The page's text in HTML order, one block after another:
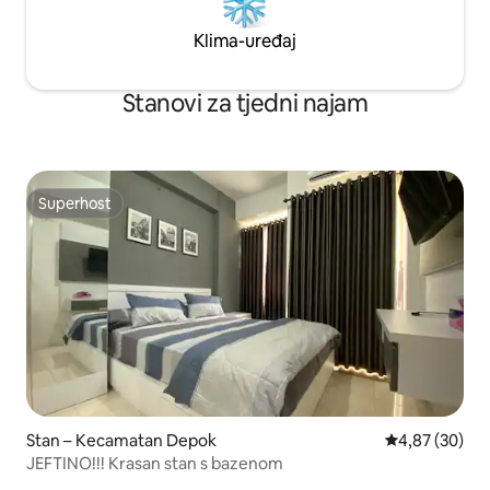
Klima-uređaj
Stanovi za tjedni najam
Superhost
Superhost
Stan – Kecamatan Depok Prosječna
4,87 (30)
JEFTINO!!! Krasan stan s bazenom